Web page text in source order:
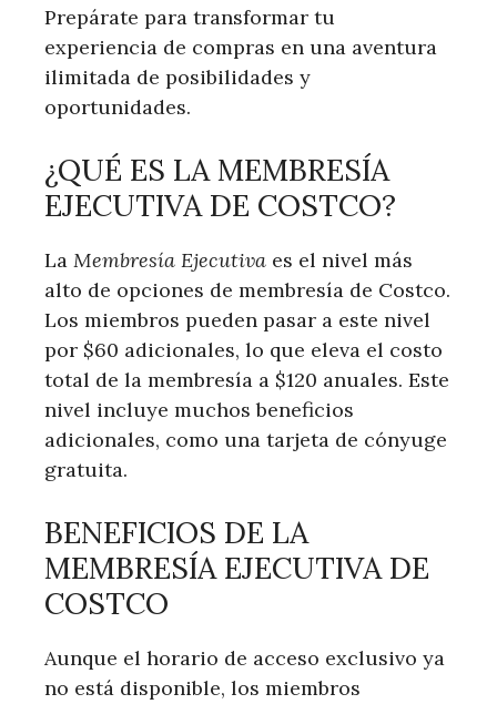
Prepárate‌ para transformar tu
experiencia de compras ⁢en​ una‍ aventura
ilimitada de posibilidades y
oportunidades.
¿QUÉ ES LA ⁣MEMBRESÍA
EJECUTIVA DE COSTCO?
La⁣ Membresía Ejecutiva es el nivel más
alto de‌ opciones ⁤de membresía de Costco.
Los miembros pueden pasar a este nivel
por $60 adicionales, lo que eleva el costo‍
total de la membresía⁣ a $120 anuales. Este
nivel incluye muchos beneficios
adicionales,​ como‍ una tarjeta de cónyuge
gratuita.
BENEFICIOS‍ DE LA
MEMBRESÍA EJECUTIVA DE
COSTCO
Aunque el horario de acceso exclusivo ya
no está disponible, los miembros